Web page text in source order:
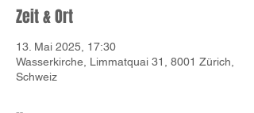
Zeit & Ort
13. Mai 2025, 17:30
Wasserkirche, Limmatquai 31, 8001 Zürich,
Schweiz